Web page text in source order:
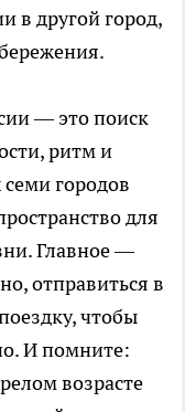
в другой город,
— это поиск
ритм и
городов
для
Главное —
отправиться в
чтобы
И помните:
возрасте